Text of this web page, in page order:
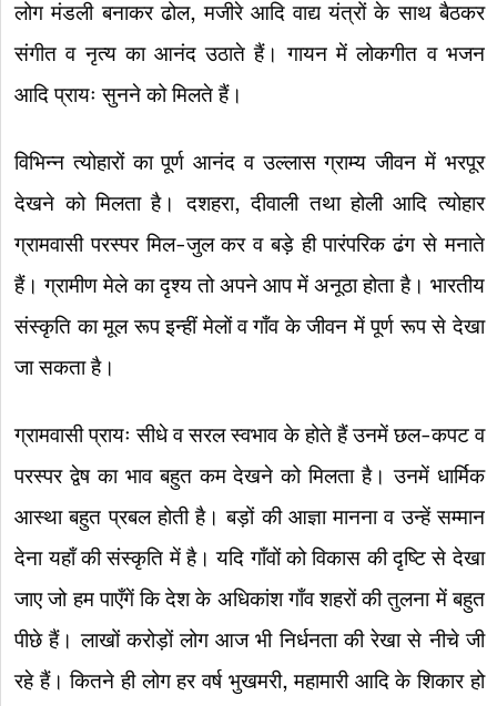
लोग मंडली बनाकर ढोल, मजीरे आदि वाद्य यंत्रों के साथ बैठकर
संगीत व नृत्य का आनंद उठाते हैं। गायन में लोकगीत व भजन
आदि प्रायः सुनने को मिलते हैं।
विभिन्न त्योहारों का पूर्ण आनंद व उल्लास ग्राम्य जीवन में भरपूर
देखने को मिलता है। दशहरा, दीवाली तथा होली आदि त्योहार
ग्रामवासी परस्पर मिल-जुल कर व बड़े ही पारंपरिक ढंग से मनाते
हैं। ग्रामीण मेले का दृश्य तो अपने आप में अनूठा होता है। भारतीय
संस्कृति का मूल रूप इन्हीं मेलों व गाँव के जीवन में पूर्ण रूप से देखा
जा सकता है।
ग्रामवासी प्रायः सीधे व सरल स्वभाव के होते हैं उनमें छल-कपट व
परस्पर द्वेष का भाव बहुत कम देखने को मिलता है। उनमें धार्मिक
आस्था बहुत प्रबल होती है। बड़ों की आज्ञा मानना व उन्हें सम्मान
देना यहाँ की संस्कृति में है। यदि गाँवों को विकास की दृष्टि से देखा
जाए जो हम पाएँगें कि देश के अधिकांश गाँव शहरों की तुलना में बहुत
पीछे हैं। लाखों करोड़ों लोग आज भी निर्धनता की रेखा से नीचे जी
रहे हैं। कितने ही लोग हर वर्ष भुखमरी, महामारी आदि के शिकार हो